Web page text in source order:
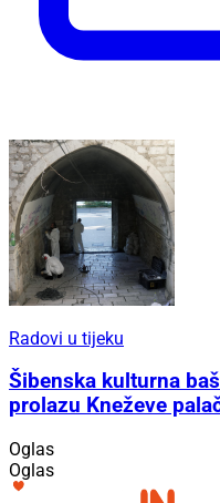
Radovi u tijeku
Šibenska kulturna
prolazu Kneževe
Oglas
Oglas